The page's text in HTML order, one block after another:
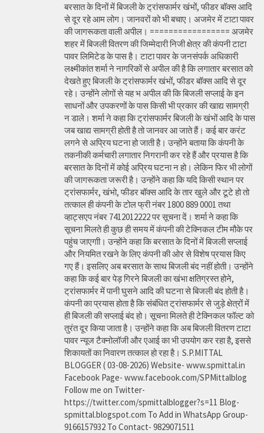
बरसात के दिनों में बिजली के ट्रांसफार्मर खंभों, फीडर बॉक्स आदि
से दूर रहे आम लोग। जानवरों को भी बचाए। अजमेर में टाटा पावर
की जागरूकता वाली अपील। ================= अजमेर
शहर में बिजली वितरण की जिम्मेदारी निजी क्षेत्र की कंपनी टाटा
पावर लिमिटेड के पास है। टाटा पावर के जनसंपर्क अधिकारी
लक्ष्मीकांत शर्मा ने नागरिकों से अपील की है कि लगातार बरसात को
देखते हुए बिजली के ट्रांसफार्मर खंभों, फीडर बॉक्स आदि से दूर
रहे। उन्होंने लोगों से यह भ अपील की कि बिजली सप्लाई के इन
साधनों और उपकरणों के पास किसी भी प्रकार की खाद्य सामग्री
न डाले। शर्मा ने कहा कि ट्रांसफार्मर बिजली के खंभों आदि के पास
जब खाद्य सामग्री होती है तो जानवर आ जाते हैं। कई बार करंट
लगने से अप्रिय घटना हो जाती है। उन्होंने बताया कि कंपनी के
तकनीकी कर्मचारी लगातार निगरानी कर रहे हैं और प्रयास है कि
बरसात के दिनों में कोई अप्रिय घटना न हो। लेकिन फिर भी लोगों
की जागरूकता जरूरी है। उन्होंने कहा कि यदि किसी स्थान पर
ट्रांसफार्मर, खंभो, फीडर बॉक्स आदि के तार खुले और टूटे हो तो
तत्काल ही कंपनी के टोल फ्री नंबर 1800 889 0001 तथा
व्हाट्सएप नंबर 7412012222 पर सूचना दें। शर्मा ने कहा कि
सूचना मिलते ही कुछ ही समय में कंपनी की टेक्निकल टीम मौके पर
पहुंच जाएगाी। उन्होंने कहा कि बरसात के दिनों में बिजली सप्लाई
और नियमित रखने के लिए कंपनी की ओर से विशेष प्रयास किए
गए हैं। इसलिए अब बरसात के साथ बिजली बंद नहीं होती। उन्होंने
कहा कि कई बार पेड़ गिरने बिजली का खंभा क्षतिग्रस्त होने,
ट्रांसफार्मर में पानी घुसने आदि की घटना से बिजली बंद होती है।
कंपनी का प्रयास होता है कि संबंधित ट्रांसफार्मर से जुड़े क्षेत्रों में
ही बिजली की सप्लाई बंद हो। सूचना मिलते ही टेक्निकल फॉल्ट को
तुरंत दूर किया जाता है। उन्होंने कहा कि अब बिजली वितरण टाटा
पावर न्यूज टैक्नोलॉजी और एआई का भी उपयोग कर रहा है, इससे
शिकायतों का निवारण तत्काल हो रहा है। S.P.MITTAL
BLOGGER ( 03-08-2026) Website- www.spmittal.in
Facebook Page- www.facebook.com/SPMittalblog
Follow me on Twitter-
https://twitter.com/spmittalblogger?s=11 Blog-
spmittal.blogspot.com To Add in WhatsApp Group-
9166157932 To Contact- 9829071511